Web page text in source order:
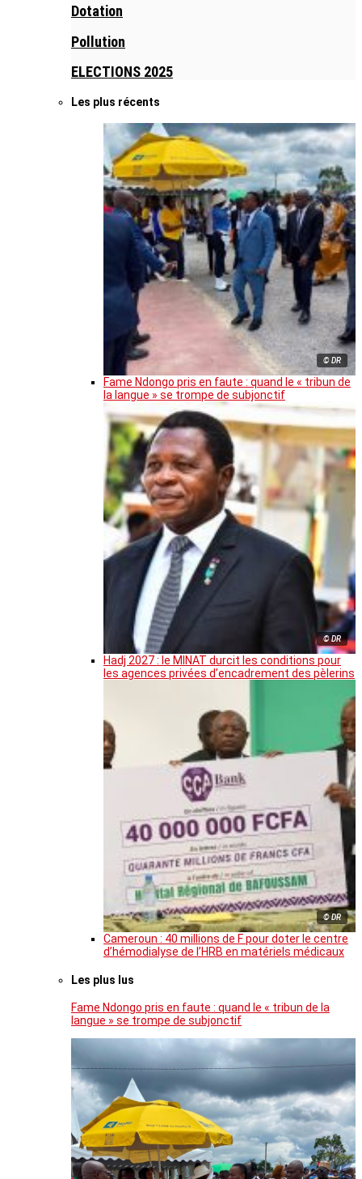
Dotation
Pollution
ELECTIONS 2025
Les plus récents
© DR
Fame Ndongo pris en faute : quand le « tribun de
la langue » se trompe de subjonctif
© DR
Hadj 2027 : le MINAT durcit les conditions pour
les agences privées d’encadrement des pèlerins
© DR
Cameroun : 40 millions de F pour doter le centre
d’hémodialyse de l’HRB en matériels médicaux
Les plus lus
Fame Ndongo pris en faute : quand le « tribun de la
langue » se trompe de subjonctif